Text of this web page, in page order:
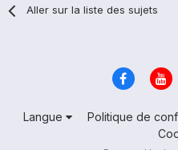
Aller sur la liste des sujets
Langue Politique de